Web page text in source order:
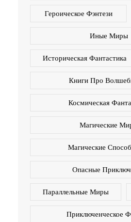
Героическое Фэнтези
Иные Миры
Историческая Фантастика
Книги Про
Космическая
Магические
Магические
Опасные
Параллельные Миры
Приключенческое